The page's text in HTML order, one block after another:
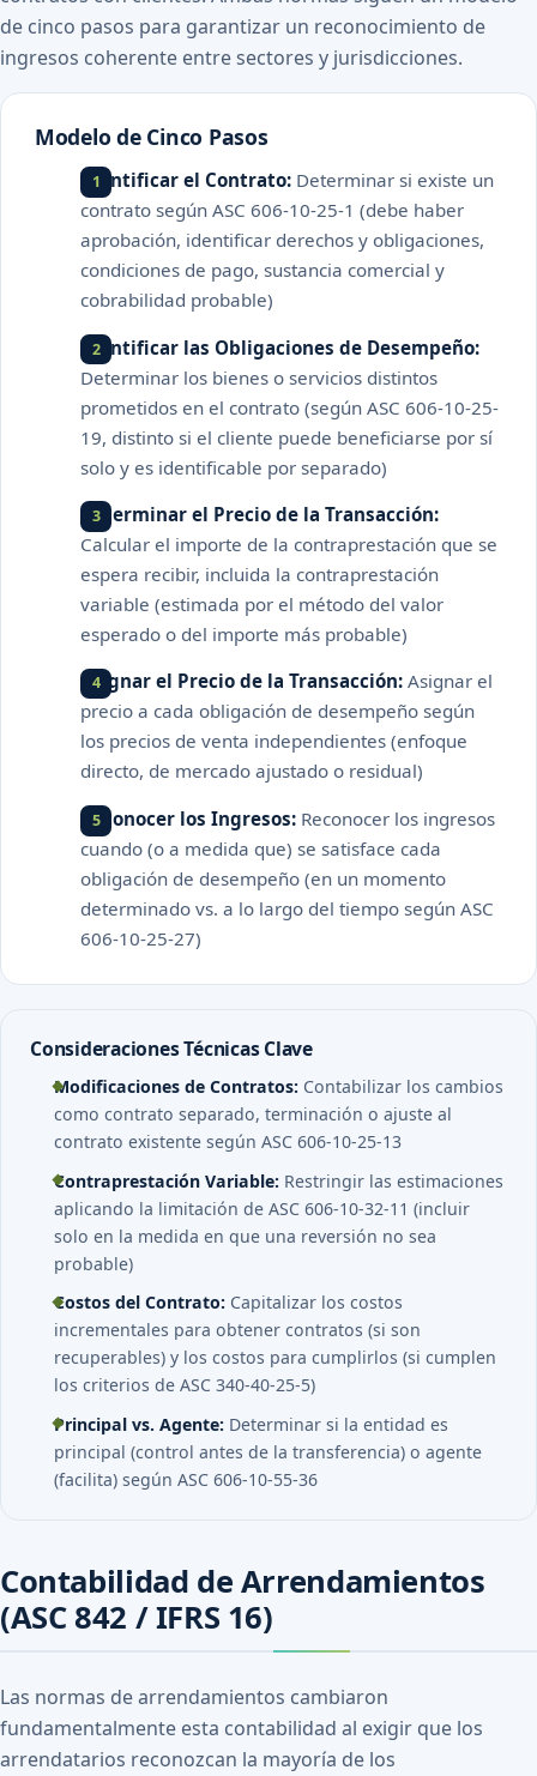
de cinco pasos para garantizar un reconocimiento de
ingresos coherente entre sectores y jurisdicciones.
Modelo de Cinco Pasos
Identificar el Contrato: Determinar si existe un
contrato según ASC 606-10-25-1 (debe haber
aprobación, identificar derechos y obligaciones,
condiciones de pago, sustancia comercial y
cobrabilidad probable)
Identificar las Obligaciones de Desempeño:
Determinar los bienes o servicios distintos
prometidos en el contrato (según ASC 606-10-25-
19, distinto si el cliente puede beneficiarse por sí
solo y es identificable por separado)
Determinar el Precio de la Transacción:
Calcular el importe de la contraprestación que se
espera recibir, incluida la contraprestación
variable (estimada por el método del valor
esperado o del importe más probable)
Asignar el Precio de la Transacción: Asignar el
precio a cada obligación de desempeño según
los precios de venta independientes (enfoque
directo, de mercado ajustado o residual)
Reconocer los Ingresos: Reconocer los ingresos
cuando (o a medida que) se satisface cada
obligación de desempeño (en un momento
determinado vs. a lo largo del tiempo según ASC
606-10-25-27)
Consideraciones Técnicas Clave
Modificaciones de Contratos: Contabilizar los cambios
como contrato separado, terminación o ajuste al
contrato existente según ASC 606-10-25-13
Contraprestación Variable: Restringir las estimaciones
aplicando la limitación de ASC 606-10-32-11 (incluir
solo en la medida en que una reversión no sea
probable)
Costos del Contrato: Capitalizar los costos
incrementales para obtener contratos (si son
recuperables) y los costos para cumplirlos (si cumplen
los criterios de ASC 340-40-25-5)
Principal vs. Agente: Determinar si la entidad es
principal (control antes de la transferencia) o agente
(facilita) según ASC 606-10-55-36
Contabilidad de Arrendamientos
(ASC 842 / IFRS 16)
Las normas de arrendamientos cambiaron
fundamentalmente esta contabilidad al exigir que los
arrendatarios reconozcan la mayoría de los